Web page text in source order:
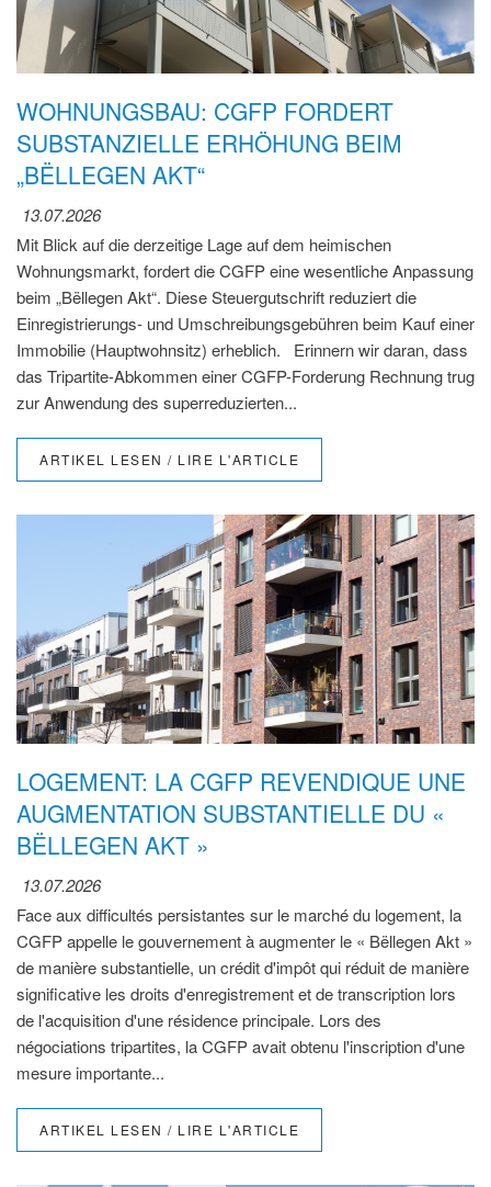
WOHNUNGSBAU: CGFP FORDERT
SUBSTANZIELLE ERHÖHUNG BEIM
„BËLLEGEN AKT“
13.07.2026
Mit Blick auf die derzeitige Lage auf dem heimischen
Wohnungsmarkt, fordert die CGFP eine wesentliche Anpassung
beim „Bëllegen Akt“. Diese Steuergutschrift reduziert die
Einregistrierungs- und Umschreibungsgebühren beim Kauf einer
Immobilie (Hauptwohnsitz) erheblich. Erinnern wir daran, dass
das Tripartite-Abkommen einer CGFP-Forderung Rechnung trug
zur Anwendung des superreduzierten...
ARTIKEL LESEN / LIRE L'ARTICLE
LOGEMENT: LA CGFP REVENDIQUE UNE
AUGMENTATION SUBSTANTIELLE DU «
BËLLEGEN AKT »
13.07.2026
Face aux difficultés persistantes sur le marché du logement, la
CGFP appelle le gouvernement à augmenter le « Bëllegen Akt »
de manière substantielle, un crédit d'impôt qui réduit de manière
significative les droits d'enregistrement et de transcription lors
de l'acquisition d'une résidence principale. Lors des
négociations tripartites, la CGFP avait obtenu l'inscription d'une
mesure importante...
ARTIKEL LESEN / LIRE L'ARTICLE